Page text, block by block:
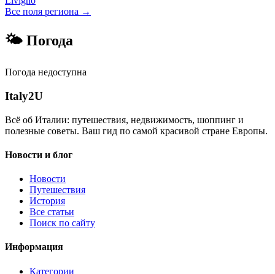
Все поля региона →
🌤 Погода
Погода недоступна
Italy2U
Всё об Италии: путешествия, недвижимость, шоппинг и
полезные советы. Ваш гид по самой красивой стране Европы.
Новости и блог
Новости
Путешествия
История
Все статьи
Поиск по сайту
Информация
Категории